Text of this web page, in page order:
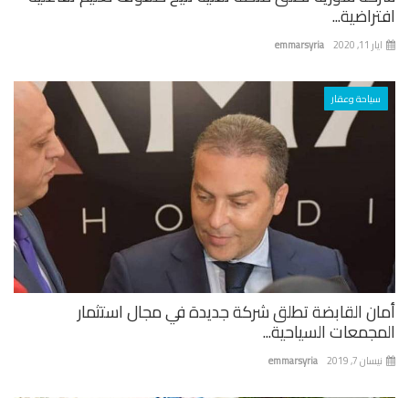
emmarsyria
سياحة وعقار
القابضة تطلق شركة جديدة في مجال استثمار
السياحية...
emmarsyria 7, 2019